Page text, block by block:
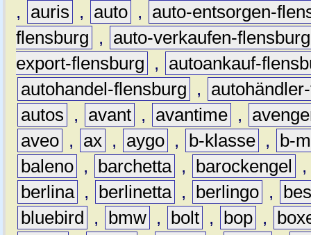
, auris , auto ,
auto-entsorgen-
flensburg
,
auto-verkaufen-flensburg
export-flensburg
,
autoankauf-
autohandel-flensburg
,
autos
, avant , avantime ,
aveo , ax , aygo , b-klasse ,
b-
baleno , barchetta , barockengel
berlina , berlinetta , berlingo ,
bluebird
, bmw , bolt , bop ,